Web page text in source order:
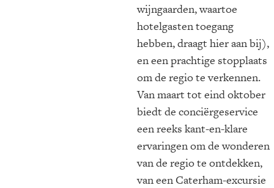
wijngaarden, waartoe
hotelgasten toegang
hebben, draagt hier aan bij),
en een prachtige stopplaats
om de regio te verkennen.
Van maart tot eind oktober
biedt de conciërgeservice
een reeks kant-en-klare
ervaringen om de wonderen
van de regio te ontdekken,
van een Caterham-excursie